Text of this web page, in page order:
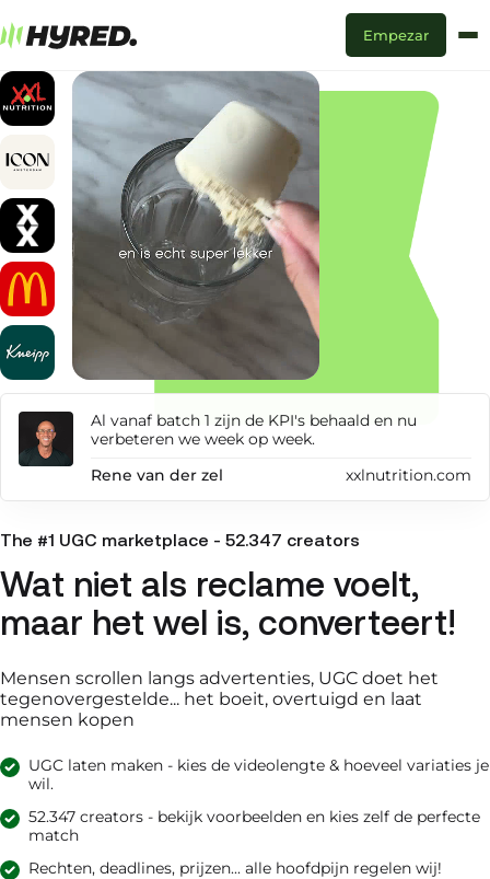
Empezar
Al vanaf batch 1 zijn de KPI's behaald en nu
verbeteren we week op week.
Rene van der zel
xxlnutrition.com
The #1 UGC marketplace - 52.347 creators
Wat niet als reclame voelt,
maar het wel is, converteert!
Mensen scrollen langs advertenties, UGC doet het
tegenovergestelde... het boeit, overtuigd en laat
mensen kopen
UGC laten maken - kies de videolengte & hoeveel variaties je
wil.
52.347 creators - bekijk voorbeelden en kies zelf de perfecte
match
Rechten, deadlines, prijzen... alle hoofdpijn regelen wij!